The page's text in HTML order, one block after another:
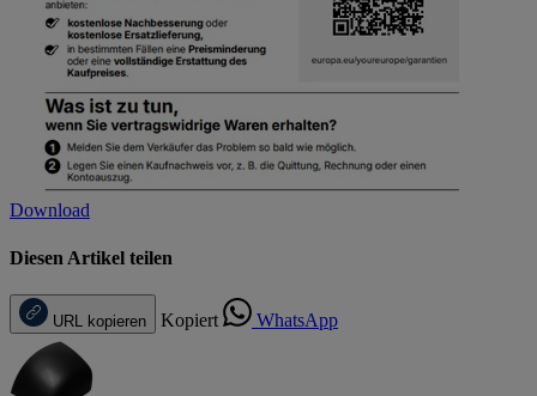
Download
Diesen Artikel teilen
URL kopieren Kopiert WhatsApp